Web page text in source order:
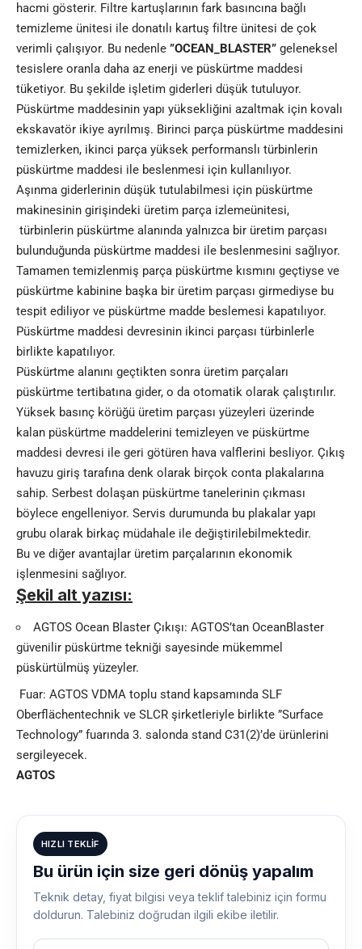
hacmi gösterir. Filtre kartuşlarının fark basıncına bağlı
temizleme ünitesi ile donatılı kartuş filtre ünitesi de çok
verimli çalışıyor. Bu nedenle ”OCEAN_BLASTER” geleneksel
tesislere oranla daha az enerji ve püskürtme maddesi
tüketiyor. Bu şekilde işletim giderleri düşük tutuluyor.
Püskürtme maddesinin yapı yüksekliğini azaltmak için kovalı
ekskavatör ikiye ayrılmış. Birinci parça püskürtme maddesini
temizlerken, ikinci parça yüksek performanslı türbinlerin
püskürtme maddesi ile beslenmesi için kullanılıyor.
Aşınma giderlerinin düşük tutulabilmesi için püskürtme
makinesinin girişindeki üretim parça izlemeünitesi,
türbinlerin püskürtme alanında yalnızca bir üretim parçası
bulunduğunda püskürtme maddesi ile beslenmesini sağlıyor.
Tamamen temizlenmiş parça püskürtme kısmını geçtiyse ve
püskürtme kabinine başka bir üretim parçası girmediyse bu
tespit ediliyor ve püskürtme madde beslemesi kapatılıyor.
Püskürtme maddesi devresinin ikinci parçası türbinlerle
birlikte kapatılıyor.
Püskürtme alanını geçtikten sonra üretim parçaları
püskürtme tertibatına gider, o da otomatik olarak çalıştırılır.
Yüksek basınç körüğü üretim parçası yüzeyleri üzerinde
kalan püskürtme maddelerini temizleyen ve püskürtme
maddesi devresi ile geri götüren hava valflerini besliyor. Çıkış
havuzu giriş tarafına denk olarak birçok conta plakalarına
sahip. Serbest dolaşan püskürtme tanelerinin çıkması
böylece engelleniyor. Servis durumunda bu plakalar yapı
grubu olarak birkaç müdahale ile değiştirilebilmektedir.
Bu ve diğer avantajlar üretim parçalarının ekonomik
işlenmesini sağlıyor.
Şekil alt yazısı:
AGTOS Ocean Blaster Çıkışı: AGTOS’tan OceanBlaster
güvenilir püskürtme tekniği sayesinde mükemmel
püskürtülmüş yüzeyler.
Fuar: AGTOS VDMA toplu stand kapsamında SLF
Oberflächentechnik ve SLCR şirketleriyle birlikte ”Surface
Technology” fuarında 3. salonda stand C31(2)’de ürünlerini
sergileyecek.
AGTOS
HIZLI TEKLIF
Bu ürün için size geri dönüş yapalım
Teknik detay, fiyat bilgisi veya teklif talebiniz için formu
doldurun. Talebiniz doğrudan ilgili ekibe iletilir.